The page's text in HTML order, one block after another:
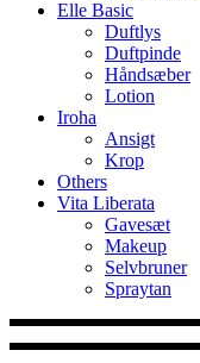
Elle Basic
Duftlys
Duftpinde
Håndsæber
Lotion
Iroha
Ansigt
Krop
Others
Vita Liberata
Gavesæt
Makeup
Selvbruner
Spraytan